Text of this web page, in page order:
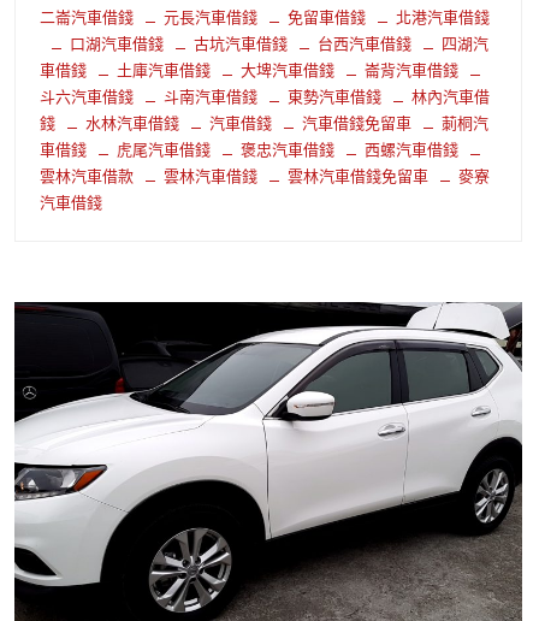
二崙汽車借錢 元長汽車借錢 免留車借錢
北港汽車借錢
口湖汽車借錢
古坑汽車借錢 台西汽車借錢
四湖汽
車借錢
土庫汽車借錢 大埤汽車借錢
崙背汽車借錢
斗六汽車借錢
斗南汽車借錢 東勢汽車借錢
林內汽車借
錢
水林汽車借錢 汽車借錢 汽車借錢免留車
莿桐汽
車借錢
虎尾汽車借錢 褒忠汽車借錢
西螺汽車借錢
雲林汽車借款
雲林汽車借錢 雲林汽車借錢免留車
麥寮
汽車借錢